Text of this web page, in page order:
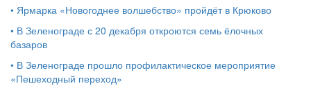
• Ярмарка «Новогоднее волшебство» пройдёт в Крюково
• В Зеленограде с 20 декабря откроются семь ёлочных
базаров
• В Зеленограде прошло профилактическое мероприятие
«Пешеходный переход»